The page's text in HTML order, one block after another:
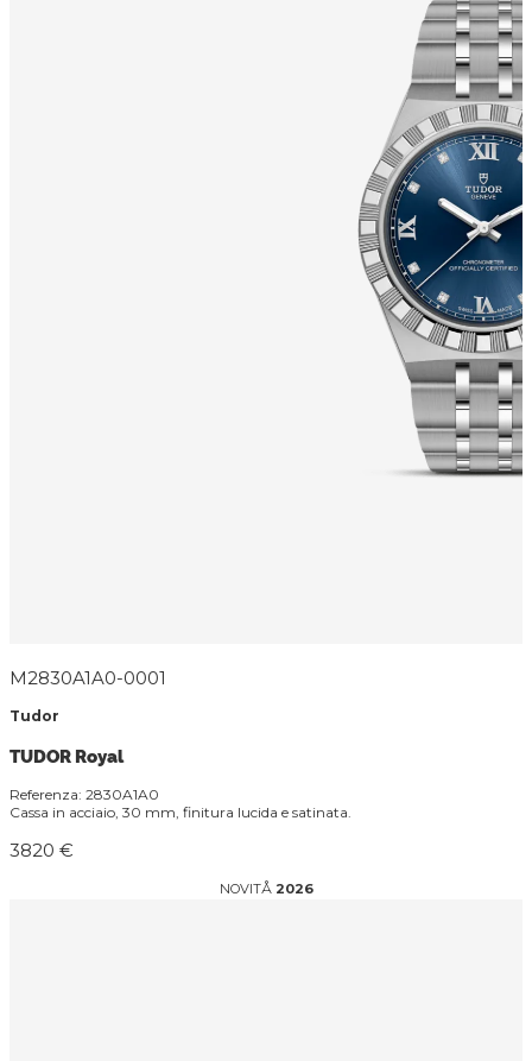
M2830A1A0-0001
Tudor
TUDOR Royal
Referenza: 2830A1A0
Cassa in acciaio, 30 mm, finitura lucida e satinata.
3820 €
NOVITÅ 2026